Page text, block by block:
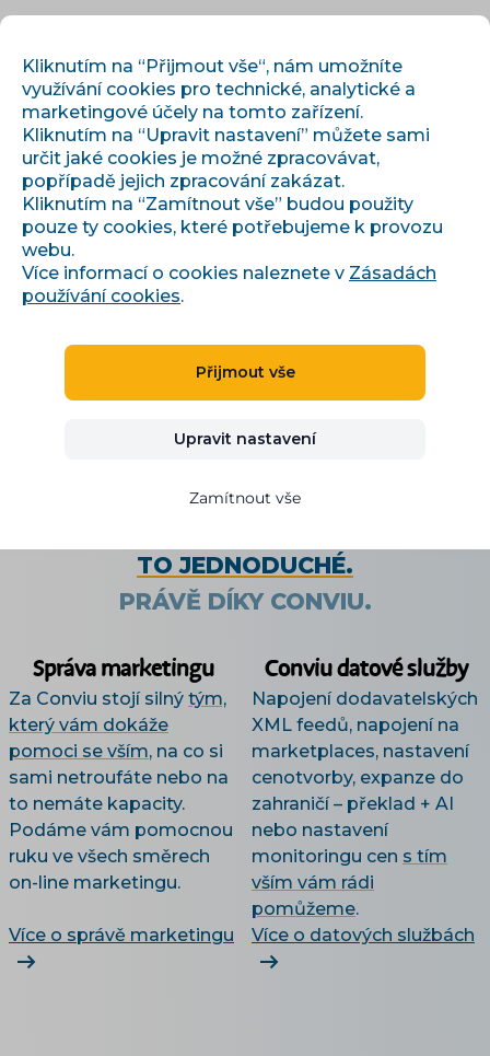
Automatizovali jsmevše,
co nás nebavilo dělat ručně.
XML FEEDY, PÁROVÁNÍ,
MONITORING A BIDDING,
EDITOR. A DO TOHO ALERTY A
UMĚLÁ INTELIGENCE. ZTRACENI?
TO JEDNODUCHÉ.
PRÁVĚ DÍKY CONVIU.
Správa marketingu
Za Conviu stojí silný tým,
který vám dokáže
pomoci se vším, na co si
sami netroufáte nebo na
to nemáte kapacity.
Podáme vám pomocnou
ruku ve všech směrech
on-line marketingu.
Více o správě marketingu
Conviu datové služby
Napojení dodavatelských
XML feedů, napojení na
marketplaces, nastavení
cenotvorby, expanze do
zahraničí – překlad + AI
nebo nastavení
monitoringu cen s tím
vším vám rádi
pomůžeme.
Více o datových službách
Kliknutím na “Přijmout vše“, nám umožníte
využívání cookies pro technické, analytické a
marketingové účely na tomto zařízení.
Kliknutím na “Upravit nastavení” můžete sami
určit jaké cookies je možné zpracovávat,
popřípadě jejich zpracování zakázat.
Kliknutím na “Zamítnout vše” budou použity
pouze ty cookies, které potřebujeme k provozu
webu.
Více informací o cookies naleznete v Zásadách
používání cookies.
Přijmout vše
Upravit nastavení
Zamítnout vše